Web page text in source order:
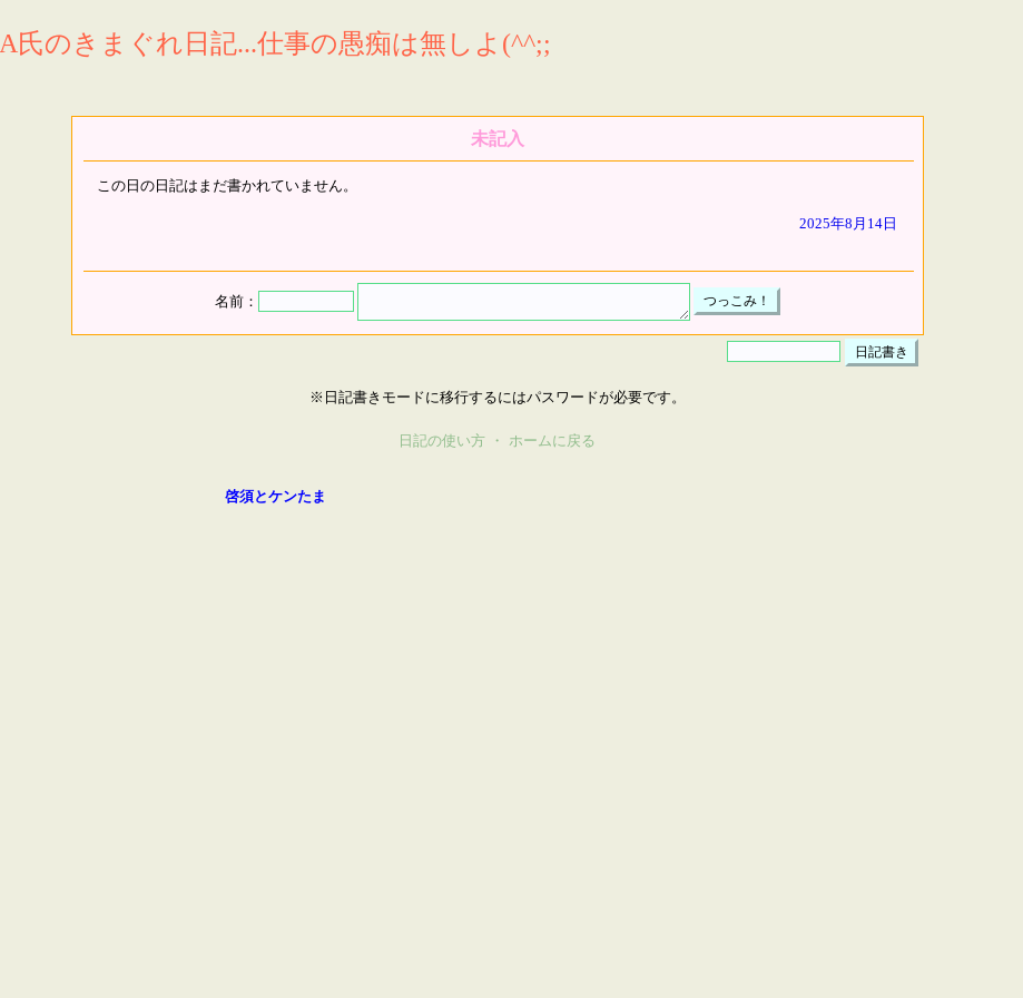
A氏のきまぐれ日記...仕事の愚痴は無しよ(^^;;
未記入
この日の日記はまだ書かれていません。
2025年8月14日
名前：
※日記書きモードに移行するにはパスワードが必要です。
日記の使い方 ・ ホームに戻る
啓須とケンたま